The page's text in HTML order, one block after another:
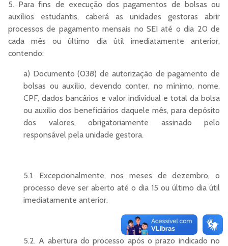
5. Para fins de execução dos pagamentos de bolsas ou
auxílios estudantis, caberá as unidades gestoras abrir
processos de pagamento mensais no SEI até o dia 20 de
cada mês ou último dia útil imediatamente anterior,
contendo:
a) Documento (038) de autorização de pagamento de
bolsas ou auxílio, devendo conter, no mínimo, nome,
CPF, dados bancários e valor individual e total da bolsa
ou auxilio dos beneficiários daquele mês, para depósito
dos valores, obrigatoriamente assinado pelo
responsável pela unidade gestora.
5.1. Excepcionalmente, nos meses de dezembro, o
processo deve ser aberto até o dia 15 ou último dia útil
imediatamente anterior.
5.2. A abertura do processo após o prazo indicado no